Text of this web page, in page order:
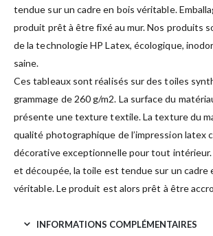
tendue sur un cadre en bois véritable.
produit prêt à être fixé au mur. Nos produits
de la technologie HP Latex, écologique,
saine.
Ces tableaux sont réalisés sur des toiles
grammage de 260 g/m2. La surface du
présente une texture textile. La texture du
qualité photographique de l’impression latex
décorative exceptionnelle pour tout intérieur.
et découpée, la toile est tendue sur un cadre
véritable. Le produit est alors prêt à être
INFORMATIONS COMPLÉMENTAIRES